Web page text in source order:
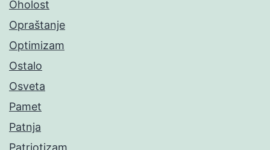
Oholost
Opraštanje
Optimizam
Ostalo
Osveta
Pamet
Patnja